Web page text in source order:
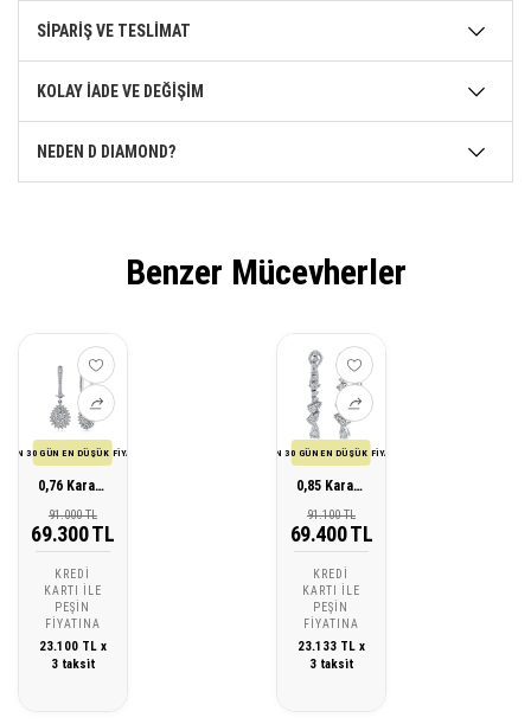
SİPARİŞ VE TESLİMAT
KOLAY İADE VE DEĞİŞİM
NEDEN D DIAMOND?
Benzer Mücevherler
SON 30 GÜN EN DÜŞÜK FİYATI
0,76 Karat Tasarım Pırlanta Küpe
91.000 TL
69.300 TL
KREDI
KARTI ILE
PEŞIN
FIYATINA
23.100 TL x
3 taksit
SON 30 GÜN EN DÜŞÜK FİYATI
0,85 Karat Tasarım Pırlanta Küpe
91.100 TL
69.400 TL
KREDI
KARTI ILE
PEŞIN
FIYATINA
23.133 TL x
3 taksit